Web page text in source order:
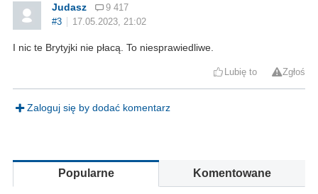
Judasz
9 417
#3
17.05.2023, 21:02
I nic te Brytyjki nie płacą. To niesprawiedliwe.
Lubię to Zgłoś
Zaloguj się by dodać komentarz
Popularne Komentowane